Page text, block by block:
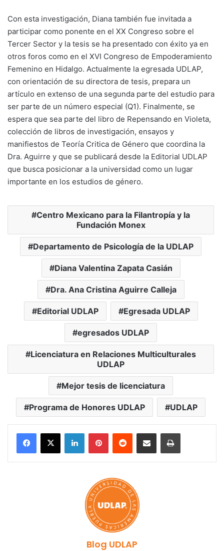
Con esta investigación, Diana también fue invitada a
participar como ponente en el XX Congreso sobre el
Tercer Sector y la tesis se ha presentado con éxito ya en
otros foros como en el XVI Congreso de Empoderamiento
Femenino en Hidalgo. Actualmente la egresada UDLAP,
con orientación de su directora de tesis, prepara un
artículo en extenso de una segunda parte del estudio para
ser parte de un número especial (Q1). Finalmente, se
espera que sea parte del libro de Repensando en Violeta,
colección de libros de investigación, ensayos y
manifiestos de Teoría Critica de Género que coordina la
Dra. Aguirre y que se publicará desde la Editorial UDLAP
que busca posicionar a la universidad como un lugar
importante en los estudios de género.
Centro Mexicano para la Filantropía y la
Fundación Monex
Departamento de Psicología de la UDLAP
Diana Valentina Zapata Casián
Dra. Ana Cristina Aguirre Calleja
Editorial UDLAP Egresada UDLAP
egresados UDLAP
Licenciatura en Relaciones Multiculturales
UDLAP
Mejor tesis de licenciatura
Programa de Honores UDLAP UDLAP
LinkedInPinterestReddit Share via Email Print
Blog UDLAP